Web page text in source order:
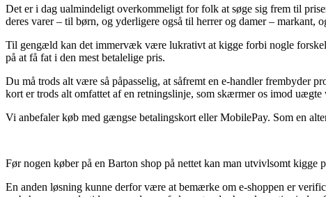
Det er i dag ualmindeligt overkommeligt for folk at søge sig frem til
deres varer – til børn, og yderligere også til herrer og damer – markant,
Til gengæld kan det immervæk være lukrativt at kigge forbi nogle
på at få fat i den mest betalelige pris.
Du må trods alt være så påpasselig, at såfremt en e-handler frembyder
kort er trods alt omfattet af en retningslinje, som skærmer os imod uægte
Vi anbefaler køb med gængse betalingskort eller MobilePay. Som en
Før nogen køber på en Barton shop på nettet kan man utvivlsomt kigge
En anden løsning kunne derfor være at bemærke om e-shoppen er